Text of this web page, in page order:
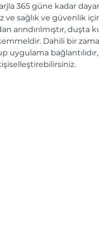
365 güne kadar
ve sağlık ve güvenlik
arındırılmıştır, duşta
Dahili bir
uygulama